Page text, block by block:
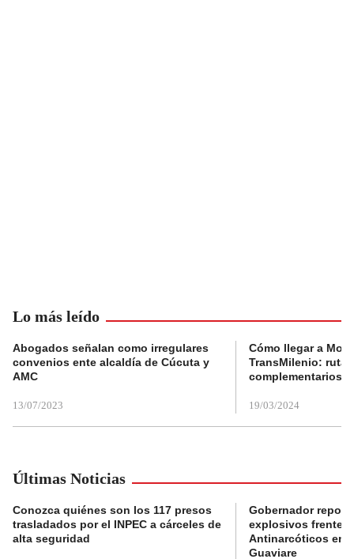
Lo más leído
Abogados señalan como irregulares
convenios ente alcaldía de Cúcuta y
AMC
13/07/2023
Cómo llegar a
TransMilenio:
complementarios
19/03/2024
Últimas Noticias
Conozca quiénes son los 117 presos
trasladados por el INPEC a cárceles de
alta seguridad
Gobernador
explosivos frente a
Antinarcóticos en
Guaviare